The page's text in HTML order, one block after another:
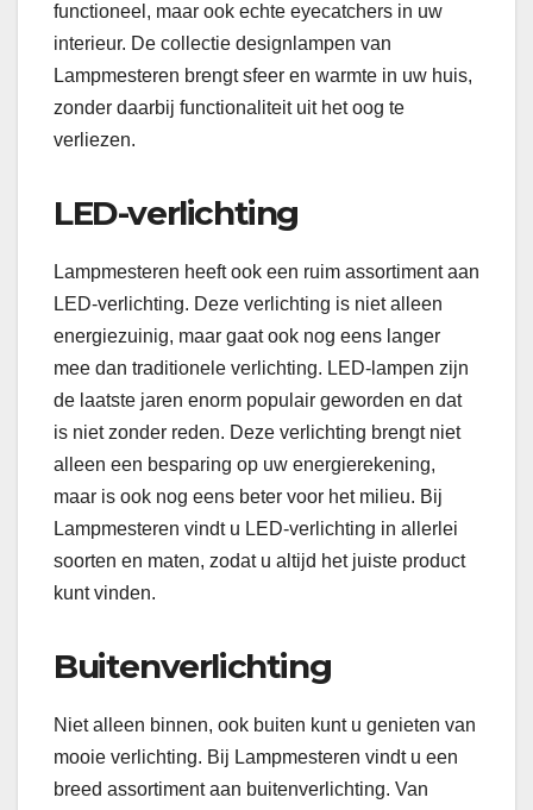
functioneel, maar ook echte eyecatchers in uw
interieur. De collectie designlampen van
Lampmesteren brengt sfeer en warmte in uw huis,
zonder daarbij functionaliteit uit het oog te
verliezen.
LED-verlichting
Lampmesteren heeft ook een ruim assortiment aan
LED-verlichting. Deze verlichting is niet alleen
energiezuinig, maar gaat ook nog eens langer
mee dan traditionele verlichting. LED-lampen zijn
de laatste jaren enorm populair geworden en dat
is niet zonder reden. Deze verlichting brengt niet
alleen een besparing op uw energierekening,
maar is ook nog eens beter voor het milieu. Bij
Lampmesteren vindt u LED-verlichting in allerlei
soorten en maten, zodat u altijd het juiste product
kunt vinden.
Buitenverlichting
Niet alleen binnen, ook buiten kunt u genieten van
mooie verlichting. Bij Lampmesteren vindt u een
breed assortiment aan buitenverlichting. Van